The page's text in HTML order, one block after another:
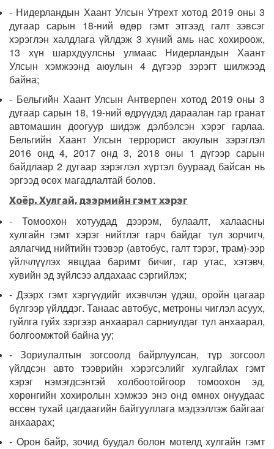
- Нидерландын Хаант Улсын Утрехт хотод 2019 оны 3
дугаар сарын 18-ний өдөр гэмт этгээд галт зэвсэг
хэрэглэн халдлага үйлдэж 3 хүний амь нас хохироож,
13 хүн шархдуулсны улмаас Нидерландын Хаант
Улсын хэмжээнд аюулын 4 дүгээр зэрэгт шилжээд
байна;
- Бельгийн Хаант Улсын Антверпен хотод 2019 оны 3
дугаар сарын 18, 19-ний өдрүүдэд дараалан гар гранат
автомашин доогуур шидэж дэлбэлсэн хэрэг гарлаа.
Бельгийн Хаант Улсын террорист аюулын зэрэглэл
2016 онд 4, 2017 онд 3, 2018 оны 1 дүгээр сарын
байдлаар 2 дугаар зэрэглэл хүртэл буураад байсан нь
эргээд өсөх магадлалтай болов.
Хоёр. Хулгай, дээрмийн гэмт хэрэг
- Томоохон хотуудад дээрэм, булаалт, халаасны
хулгайн гэмт хэрэг нийтлэг гарч байдаг тул зорчигч,
аялагчид нийтийн тээвэр (автобус, галт тэрэг, трам)-ээр
үйлчлүүлэх явцдаа баримт бичиг, гар утас, хэтэвч,
хувийн эд зүйлсээ алдахаас сэргийлэх;
- Дээрх гэмт хэргүүдийг ихэвчлэн үдэш, оройн цагаар
бүлгээр үйлддэг. Танаас автобус, метроны чиглэл асуух,
гуйлга гуйх зэргээр анхаарал сарниулдаг тул анхаарал,
болгоомжтой байна уу;
- Зориулалтын зогсоолд байрлуулсан, түр зогсоол
үйлдсэн авто тээврийн хэрэгсэлийг хулгайлах гэмт
хэрэг нэмэгдсэнтэй холбоотойгоор томоохон эд,
хөрөнгийн хохиролын хэмжээ энэ онд өмнөх онуудаас
өссөн тухай цагдаагийн байгууллага мэдээллэж байгааг
анхаарах;
- Oрон байр, зочид буудал болон мотелд хулгайн гэмт